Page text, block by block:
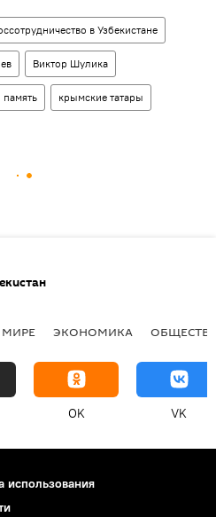
в Узбекистане
Виктор Шулика
память крымские татары
МИРЕ ЭКОНОМИКА
OK VK
использования